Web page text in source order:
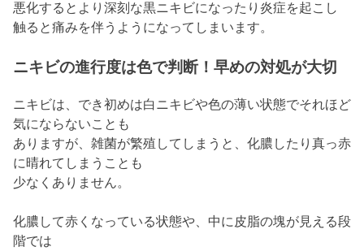
悪化するとより深刻な黒ニキビになったり炎症を起こし
触ると痛みを伴うようになってしまいます。
ニキビの進行度は色で判断！早めの対処が大切
ニキビは、でき初めは白ニキビや色の薄い状態でそれほど
気にならないことも
ありますが、雑菌が繁殖してしまうと、化膿したり真っ赤
に晴れてしまうことも
少なくありません。
化膿して赤くなっている状態や、中に皮脂の塊が見える段
階では